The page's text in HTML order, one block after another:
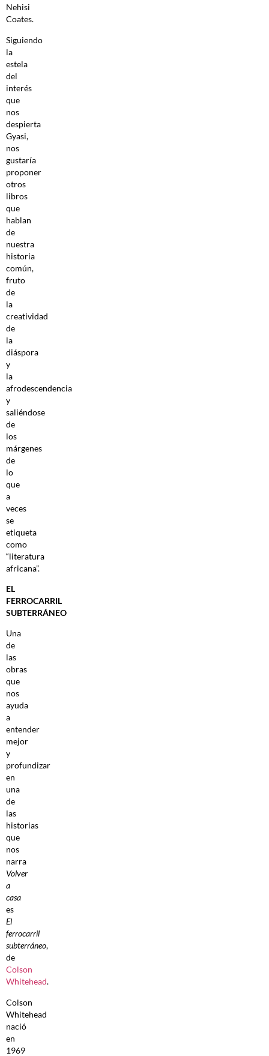
Nehisi
Coates.
Siguiendo
la
estela
del
interés
que
nos
despierta
Gyasi,
nos
gustaría
proponer
otros
libros
que
hablan
de
nuestra
historia
común,
fruto
de
la
creatividad
de
la
diáspora
y
la
afrodescendencia
y
saliéndose
de
los
márgenes
de
lo
que
a
veces
se
etiqueta
como
“literatura
africana”.
EL
FERROCARRIL
SUBTERRÁNEO
Una
de
las
obras
que
nos
ayuda
a
entender
mejor
y
profundizar
en
una
de
las
historias
que
nos
narra
Volver
a
casa
es
El
ferrocarril
subterráneo,
de
Colson
Whitehead.
Colson
Whitehead
nació
en
1969